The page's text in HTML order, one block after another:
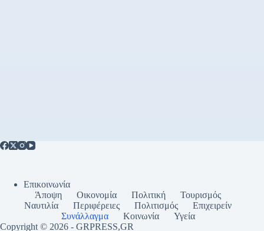
Επικοινωνία
Άποψη
Οικονομία Πολιτική
Τουρισμός
Ναυτιλία
Περιφέρειες Πολιτισμός
Επιχειρείν
Συνάλλαγμα
Κοινωνία
Υγεία
Copyright © 2026 - GRPRESS,GR